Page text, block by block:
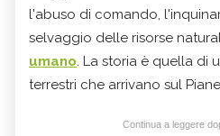
l'abuso di comando,
selvaggio delle risorse
umano. La storia è quella di
terrestri che arrivano sul
Continua a leggere